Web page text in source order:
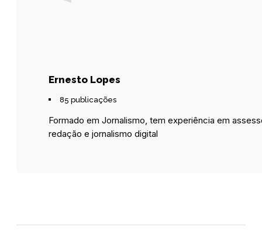
Ernesto Lopes
85 publicações
Formado em Jornalismo, tem experiência em
redação e jornalismo digital